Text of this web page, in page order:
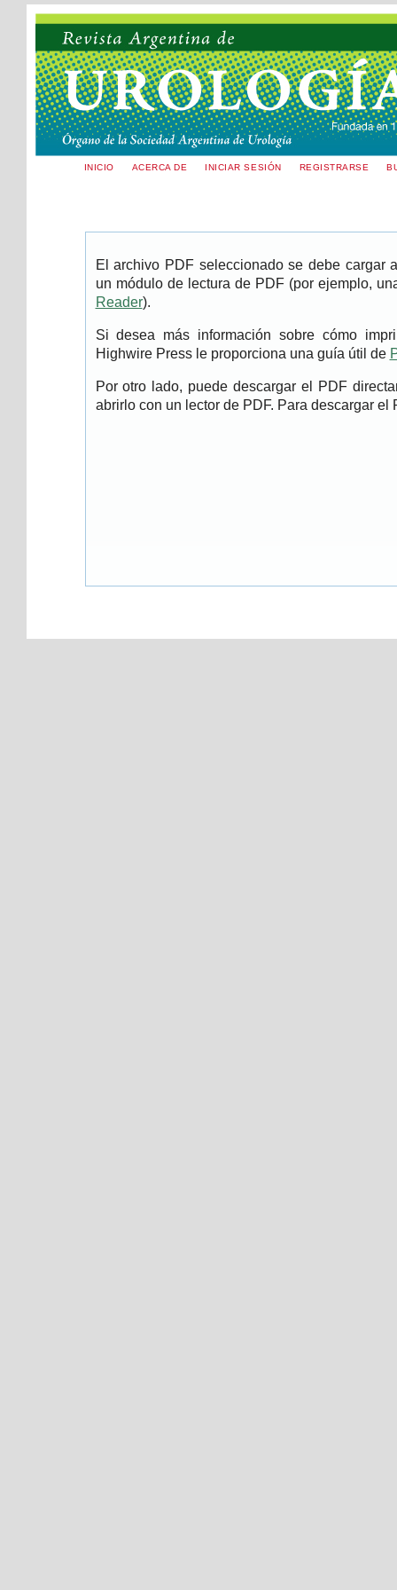
INICIO ACERCA DE INICIAR SESIÓN REGISTRARSE
El archivo PDF seleccionado se debe cargar
un módulo de lectura de PDF (por ejemplo,
Reader).
Si desea más información sobre cómo
Highwire Press le proporciona una guía útil de
Por otro lado, puede descargar el PDF
abrirlo con un lector de PDF. Para descargar el